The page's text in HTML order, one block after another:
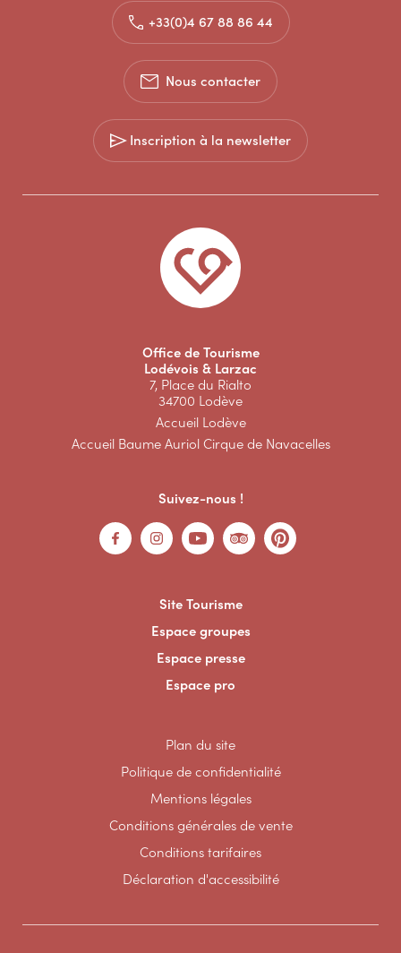
+33(0)4 67 88 86 44
Nous contacter
Inscription à la newsletter
Office de Tourisme
Lodévois & Larzac
7, Place du Rialto
34700 Lodève
Accueil Lodève
Accueil Baume Auriol Cirque de Navacelles
Suivez-nous !
Site Tourisme
Espace groupes
Espace presse
Espace pro
Plan du site
Politique de confidentialité
Mentions légales
Conditions générales de vente
Conditions tarifaires
Déclaration d'accessibilité